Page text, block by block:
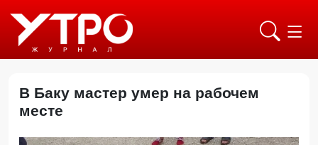
В Баку мастер умер на рабочем
месте